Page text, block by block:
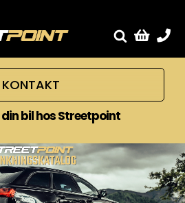
KONTAKT
bil hos Streetpoint